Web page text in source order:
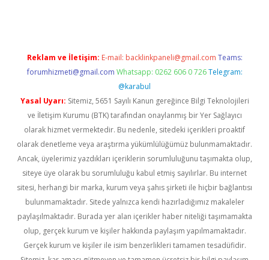
Reklam ve İletişim: E-mail: backlinkpaneli@gmail.com Teams:
forumhizmeti@gmail.com Whatsapp: 0262 606 0 726 Telegram:
@karabul
Yasal Uyarı: Sitemiz, 5651 Sayılı Kanun gereğince Bilgi Teknolojileri
ve İletişim Kurumu (BTK) tarafından onaylanmış bir Yer Sağlayıcı
olarak hizmet vermektedir. Bu nedenle, sitedeki içerikleri proaktif
olarak denetleme veya araştırma yükümlülüğümüz bulunmamaktadır.
Ancak, üyelerimiz yazdıkları içeriklerin sorumluluğunu taşımakta olup,
siteye üye olarak bu sorumluluğu kabul etmiş sayılırlar. Bu internet
sitesi, herhangi bir marka, kurum veya şahıs şirketi ile hiçbir bağlantısı
bulunmamaktadır. Sitede yalnızca kendi hazırladığımız makaleler
paylaşılmaktadır. Burada yer alan içerikler haber niteliği taşımamakta
olup, gerçek kurum ve kişiler hakkında paylaşım yapılmamaktadır.
Gerçek kurum ve kişiler ile isim benzerlikleri tamamen tesadüfidir.